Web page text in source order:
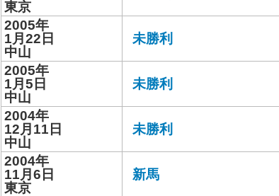
東京
2005年
1月22日
中山
未勝利
2005年
1月5日
中山
未勝利
2004年
12月11日
中山
未勝利
2004年
11月6日
東京
新馬